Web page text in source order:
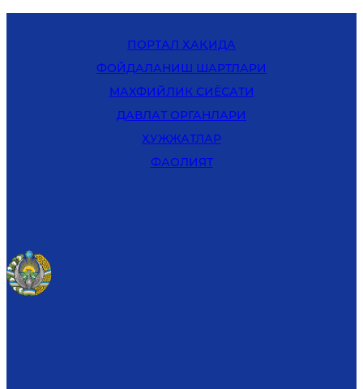
ПОРТАЛ ҲАҚИДА
ФОЙДАЛАНИШ ШАРТЛАРИ
MАХФИЙЛИК СИЁСАТИ
ДАВЛАТ ОРГАНЛАРИ
ҲУЖЖАТЛАР
ФАОЛИЯТ